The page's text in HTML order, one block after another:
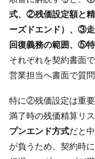
式、②残価設定額と
ーズドエンド）、③
回復義務の範囲、⑤
それぞれを契約書面
営業担当へ書面で質
特に②残価設定は重要
満了時の残価精算リ
プンエンド方式だと
が負うため、契約時